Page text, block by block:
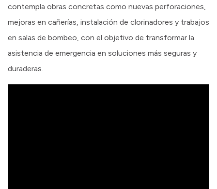
contempla obras concretas como nuevas perforaciones,
mejoras en cañerías, instalación de clorinadores y trabajos
en salas de bombeo, con el objetivo de transformar la
asistencia de emergencia en soluciones más seguras y
duraderas.